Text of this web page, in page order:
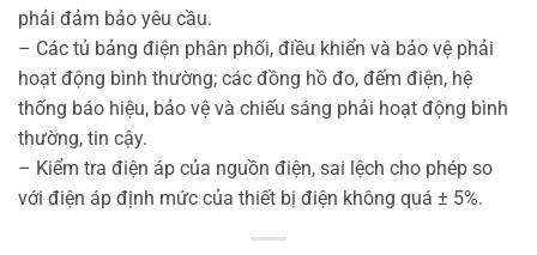
phải đảm bảo yêu cầu.
– Các tủ bảng điện phân phối, điều khiển và bảo vệ phải
hoạt động bình thường; các đồng hồ đo, đếm điện, hệ
thống báo hiệu, bảo vệ và chiếu sáng phải hoạt động bình
thường, tin cậy.
– Kiểm tra điện áp của nguồn điện, sai lệch cho phép so
với điện áp định mức của thiết bị điện không quá ± 5%.